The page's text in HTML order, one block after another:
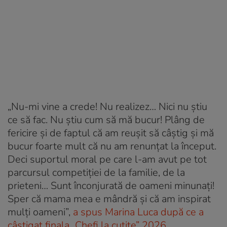
„Nu-mi vine a crede! Nu realizez… Nici nu știu
ce să fac. Nu știu cum să mă bucur! Plâng de
fericire și de faptul că am reușit să câștig și mă
bucur foarte mult că nu am renunțat la început.
Deci suportul moral pe care l-am avut pe tot
parcursul competiției de la familie, de la
prieteni… Sunt înconjurată de oameni minunați!
Sper că mama mea e mândră și că am inspirat
mulți oameni”, a spus Marina Luca după ce a